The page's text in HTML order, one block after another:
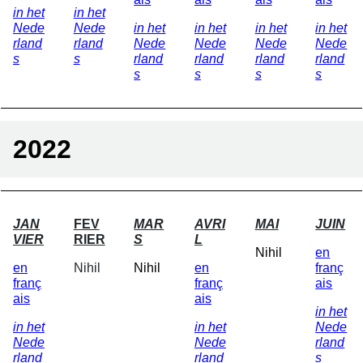
in het
Nede
rland
s
in het
Nede
rland
s
in het
Nede
rland
s
in het
Nede
rland
s
in het
Nede
rland
s
in het
Nede
rland
s
2022
JAN
VIER
en
franç
ais
in het
Nede
rland
FEV
RIER
Nihil
MAR
S
Nihil
AVRI
L
en
franç
ais
in het
Nede
rland
MAI
Nihil
JUIN
en
franç
ais
in het
Nede
rland
s